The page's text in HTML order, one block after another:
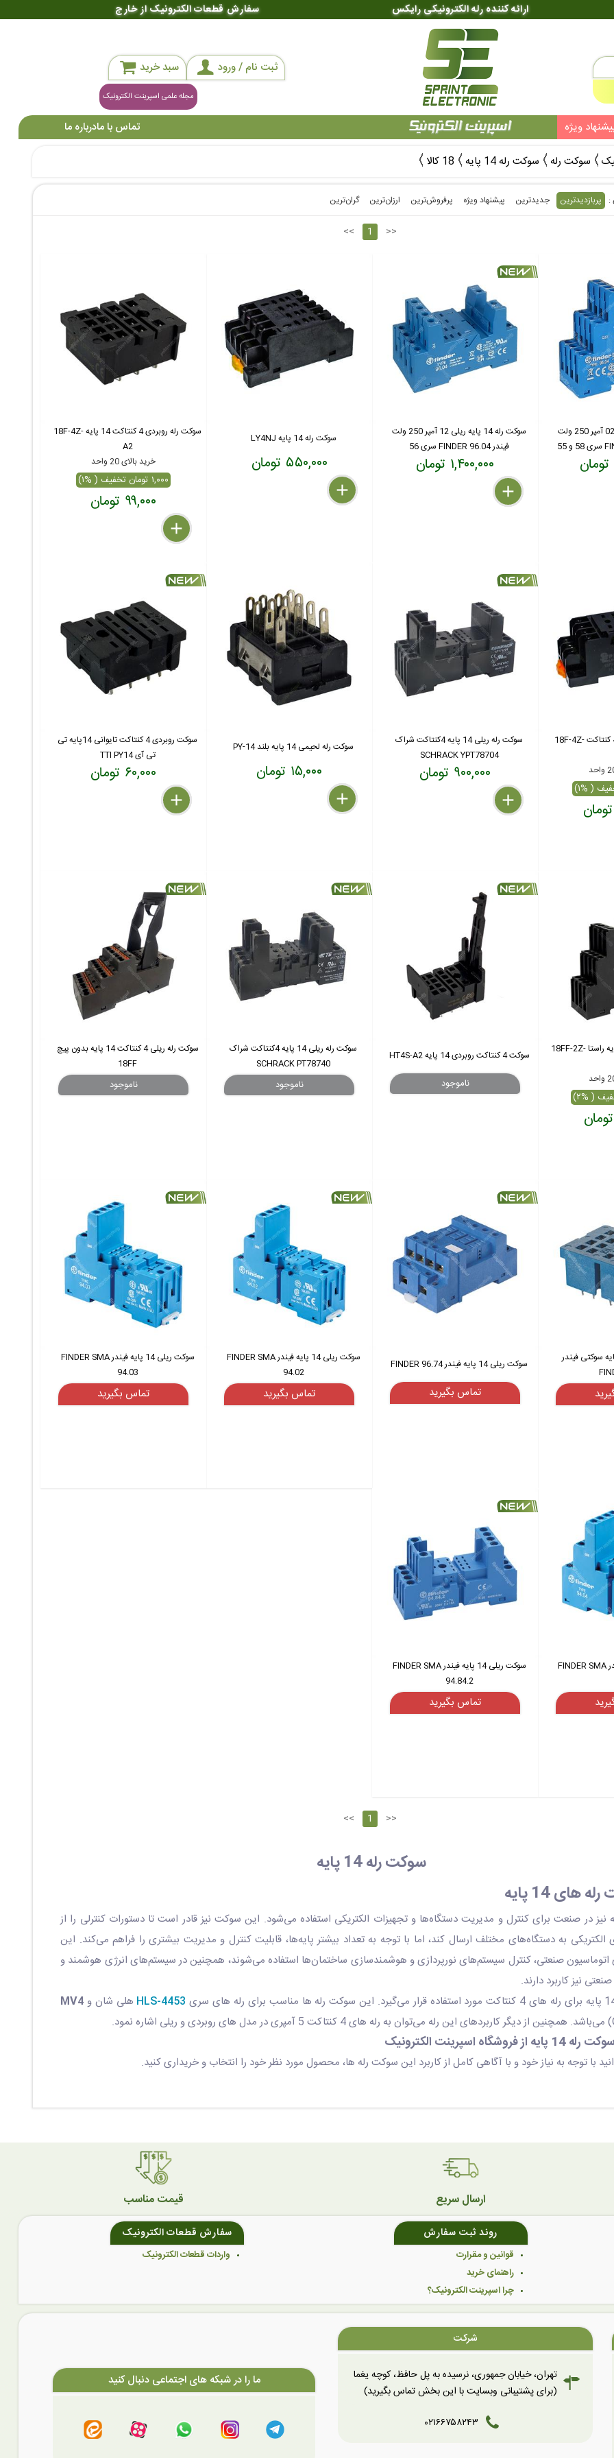
ارائه کننده رله الکترونیکی رایکس سفارش قطعات الکترونیک از خارج
مجله علمی اسپرینت الکترونیک
ثبت نام / ورود سبد خرید
ویژه تماس با مادرباره ما
سوکت رله سوکت رله 14 پایه 18 کالا
پربازدیدترین جدیدترین پیشنهاد ویژه پرفروش‌ترین‌ ارزان‌ترین گران‌ترین
<< 1 >>
سوکت رله 14 پایه ریلی 02 آمپر 250 ولت
سوکت رله 14 پایه ریلی 12 آمپر 250 ولت
فیندر FINDER 96.04 سری 56
۱,۴۰۰,۰۰۰ تومان
delete
remove
add
سوکت رله 14 پایه LY4NJ
۵۵۰,۰۰۰ تومان
delete
remove
add
سوکت رله روبردی 4 کنتاکت 14 پایه 18F-4Z-
A2
خرید بالای 20 واحد
۱,۰۰۰ تومان تخفیف ( %۱)
۹۹,۰۰۰ تومان
delete
remove
add
سوکت رله ریلی 14 پایه 4 کنتاکت 18F-4Z-
سوکت رله ریلی 14 پایه 4کنتاکت شراک
SCHRACK YPT78704
۹۰۰,۰۰۰ تومان
delete
remove
add
سوکت رله لحیمی 14 پایه بلند PY-14
۱۵,۰۰۰ تومان
delete
remove
add
سوکت روبردی 4 کنتاکت تایوانی 14پایه تی
تی آی TTI PY14
۶۰,۰۰۰ تومان
delete
remove
add
سوکت ریلی 2 کنتاکت 8 پایه راستا 18FF-2Z-
سوکت 4 کنتاکت روبردی 14 پایه HT4S-A2
سوکت رله ریلی 14 پایه 4کنتاکت شراک
SCHRACK PT78740
سوکت رله ریلی 4 کنتاکت 14 پایه بدون پیچ
18FF
رله روبردی 14 پایه سوکتی فیندر
سوکت ریلی 14 پایه فیندر FINDER 96.74
تماس بگیرید
سوکت ریلی 14 پایه فیندر FINDER SMA
94.02
تماس بگیرید
سوکت ریلی 14 پایه فیندر FINDER SMA
94.03
تماس بگیرید
سوکت ریلی 14 پایه فیندر FINDER SMA
سوکت ریلی 14 پایه فیندر FINDER SMA
94.84.2
تماس بگیرید
<< 1 >>
سوکت رله 14 پایه
های 14 پایه
رله ۱۴ پایه نیز در صنعت برای کنترل و مدیریت دستگاه‌ها و تجهیزات الکتریکی استفاده می‌شود. این سوکت نیز قادر است تا دستورات کنترلی را از
به دستگاه‌های مختلف ارسال کند، اما با توجه به تعداد بیشتر پایه‌ها، قابلیت کنترل و مدیریت بیشتری را فراهم می‌کند. این
اتوماسیون صنعتی، کنترل سیستم‌های نورپردازی و هوشمندسازی ساختمان‌ها استفاده می‌شوند، همچنین در سیستم‌های انرژی هوشمند و
نیز کاربرد دارند.
HLS-4453 هلی شان و MV4
اسپرینت الکترونیک
با توجه به نیاز خود و با آگاهی کامل از کاربرد این سوکت رله ها، محصول مورد نظر خود را انتخاب و خریداری کنید.
ارسال سریع قیمت مناسب
روند ثبت سفارش
قوانین و مقرارت
راهنمای خرید
چرا اسپرینت الکترونیک؟
سفارش قطعات الکترونیک
واردات قطعات الکترونیک
شرکت
تهران، خیابان جمهوری، نرسیده به پل حافظ، کوچه یغما
(برای پشتیبانی وبسایت با این بخش تماس بگیرید)
۰۲۱۶۶۷۵۸۲۴۳
ما را در شبکه های اجتماعی دنبال کنید